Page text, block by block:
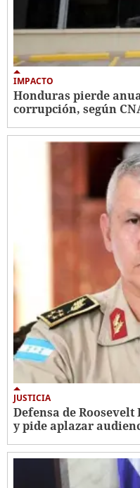
IMPACTO
Honduras pierde
corrupción, según
JUSTICIA
Defensa de
y pide aplazar